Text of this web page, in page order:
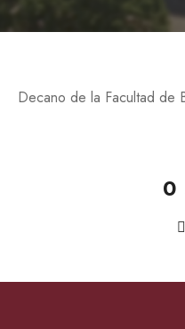
Decano de la Facultad de
0